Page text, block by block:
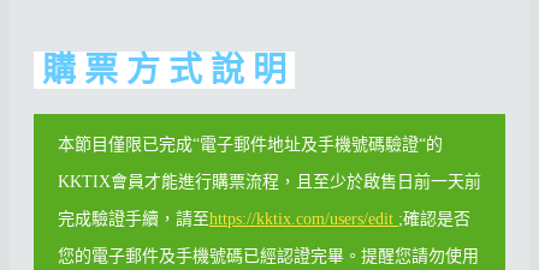
購 票 方 式 說 明
本節目僅限已完成“電子郵件地址及手機號碼驗證“的
KKTIX會員才能進行購票流程，且至少於啟售日前一天前
完成驗證手續，請至https://kktix.com/users/edit ;確認是否
您的電子郵件及手機號碼已經認證完畢。提醒您請勿使用